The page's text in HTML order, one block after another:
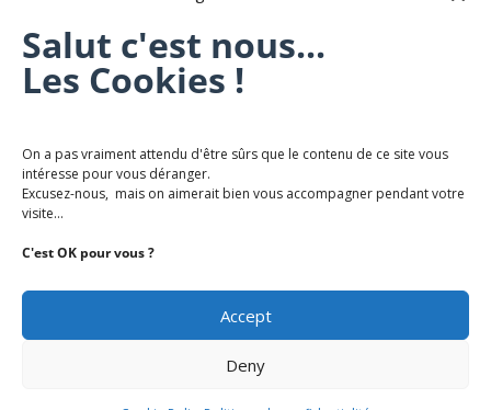
Salut c'est nous...
Les Cookies !
On a pas vraiment attendu d'être sûrs que le contenu de ce site vous
intéresse pour vous déranger.
Excusez-nous, mais on aimerait bien vous accompagner pendant votre
visite...
C'est OK pour vous ?
Accept
Deny
Les p'tits citoyens de Mont-Saint-Martin
Trail Saintmartinois Daniel FEITE
Karaté Mont Saint Martin